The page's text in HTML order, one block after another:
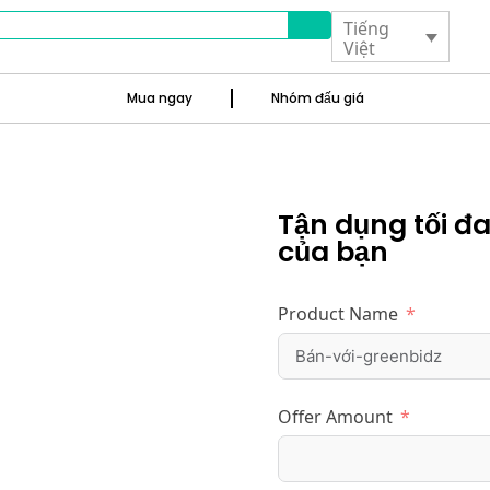
Tiếng
Việt
Mua ngay Nhóm đấu giá
Tận dụng tối
của bạn
Product Name
Offer Amount